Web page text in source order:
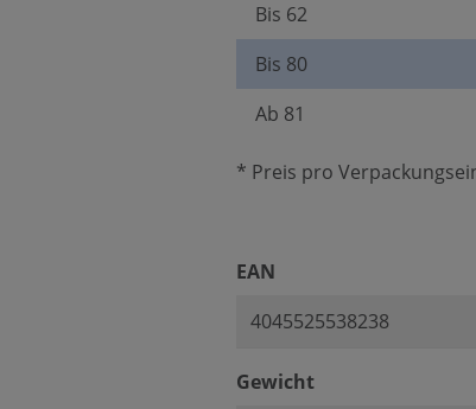
Bis 62
Bis 80
Ab 81
* Preis pro
EAN
Gewichtauswählen